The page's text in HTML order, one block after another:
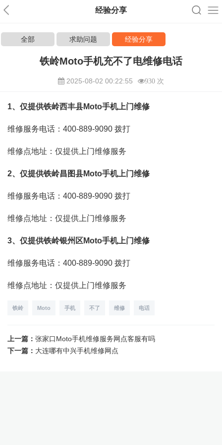
经验分享
全部 求助问题 经验分享
铁岭Moto手机充不了电维修电话
2025-08-02 00:22:55 930 次
1、仅提供铁岭西丰县Moto手机上门维修
维修服务电话：400-889-9090 拨打
维修点地址：仅提供上门维修服务
2、仅提供铁岭昌图县Moto手机上门维修
维修服务电话：400-889-9090 拨打
维修点地址：仅提供上门维修服务
3、仅提供铁岭银州区Moto手机上门维修
维修服务电话：400-889-9090 拨打
维修点地址：仅提供上门维修服务
铁岭 Moto 手机 不了 维修 电话
上一篇： 张家口Moto手机维修服务网点客服有吗
下一篇： 大连哪有中兴手机维修网点